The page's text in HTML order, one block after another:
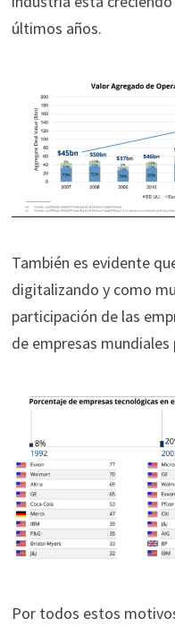
últimos años.
También es evidente
digitalizando y como
participación de las
de empresas
Por todos estos